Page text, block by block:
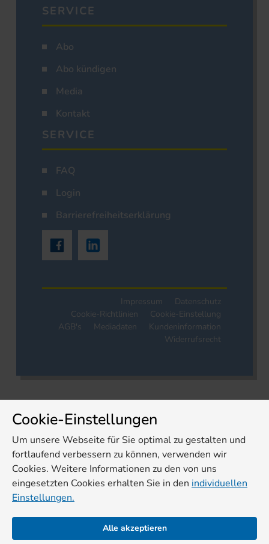
SERVICE
Abo
Abo kündigen
Media
Kontakt
SERVICE
FAQ
Login
Barrierefreiheitserklärung
Impressum
Datenschutz
Cookie-Richtlinien
Cookie-Einstellung
AGB's
Mediadaten
Kundeninformation
Widerrufsrecht
Cookie-Einstellungen
Um unsere Webseite für Sie optimal zu gestalten und
fortlaufend verbessern zu können, verwenden wir
Cookies. Weitere Informationen zu den von uns
eingesetzten Cookies erhalten Sie in den individuellen
Einstellungen.
Alle akzeptieren